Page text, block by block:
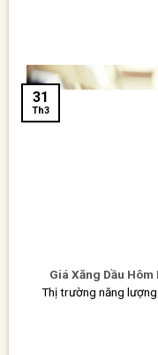
Giá Xăng Dầu
Thị trường năng
31
Th3